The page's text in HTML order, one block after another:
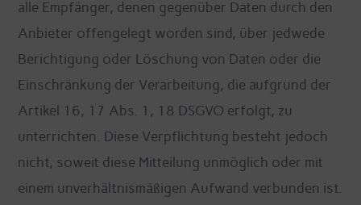
alle Empfänger, denen gegenüber Daten durch den
Anbieter offengelegt worden sind, über jedwede
Berichtigung oder Löschung von Daten oder die
Einschränkung der Verarbeitung, die aufgrund der
Artikel 16, 17 Abs. 1, 18 DSGVO erfolgt, zu
unterrichten. Diese Verpflichtung besteht jedoch
nicht, soweit diese Mitteilung unmöglich oder mit
einem unverhältnismäßigen Aufwand verbunden ist.